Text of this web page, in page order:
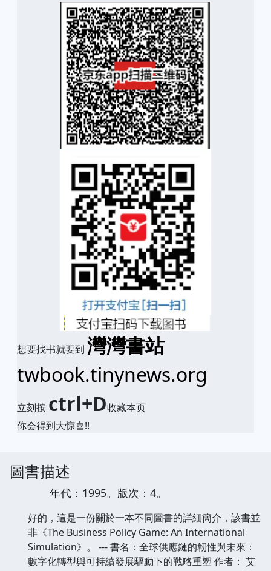
想要找书就要到 灣灣書站
twbook.tinynews.org
立刻按 ctrl+D收藏本页
你会得到大惊喜!!
圖書描述
年代：1995。版次：4。
好的，這是一份關於一本不同圖書的詳細簡介，該書並
非《The Business Policy Game: An International
Simulation》。 --- 書名：全球供應鏈的韌性與未來：
數字化轉型與可持續發展驅動下的戰略重塑 作者： 艾